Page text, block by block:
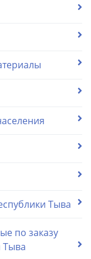
Тыва
по заказу
Тыва